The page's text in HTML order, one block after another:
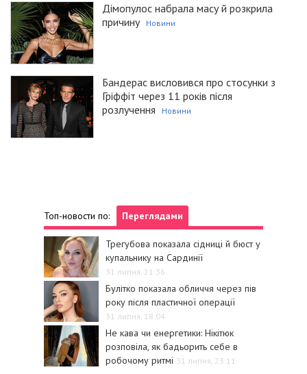
Дімопулос набрала масу й розкрила
причину
Новини
Бандерас висловився про стосунки з
Гріффіт через 11 років після
розлучення
Новини
Топ-новости по: Переглядами
Трегубова показала сідниці й бюст у
купальнику на Сардинії
31 липня, 21:36
Булітко показала обличчя через пів
року після пластичної операції
31 липня, 18:04
Не кава чи енергетики: Нікітюк
розповіла, як бадьорить себе в
робочому ритмі 31 липня, 23:11